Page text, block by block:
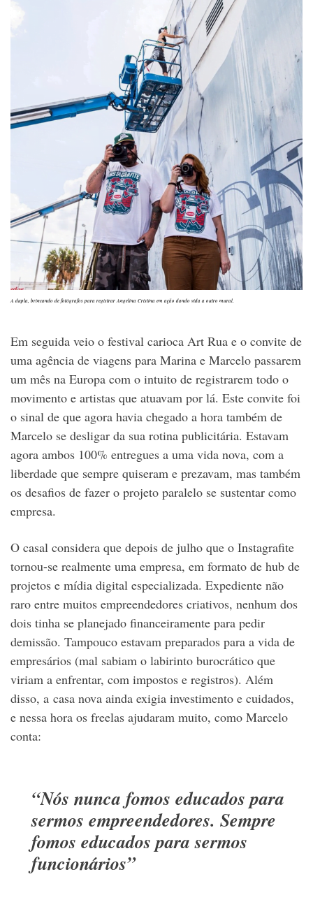
A dupla, brincando de fotógrafos para registrar Angelina Cristina em ação dando vida a outro mural.
Em seguida veio o festival carioca Art Rua e o convite de
uma agência de viagens para Marina e Marcelo passarem
um mês na Europa com o intuito de registrarem todo o
movimento e artistas que atuavam por lá. Este convite foi
o sinal de que agora havia chegado a hora também de
Marcelo se desligar da sua rotina publicitária. Estavam
agora ambos 100% entregues a uma vida nova, com a
liberdade que sempre quiseram e prezavam, mas também
os desafios de fazer o projeto paralelo se sustentar como
empresa.
O casal considera que depois de julho que o Instagrafite
tornou-se realmente uma empresa, em formato de hub de
projetos e mídia digital especializada. Expediente não
raro entre muitos empreendedores criativos, nenhum dos
dois tinha se planejado financeiramente para pedir
demissão. Tampouco estavam preparados para a vida de
empresários (mal sabiam o labirinto burocrático que
viriam a enfrentar, com impostos e registros). Além
disso, a casa nova ainda exigia investimento e cuidados,
e nessa hora os freelas ajudaram muito, como Marcelo
conta:
“Nós nunca fomos educados para
sermos empreendedores. Sempre
fomos educados para sermos
funcionários”